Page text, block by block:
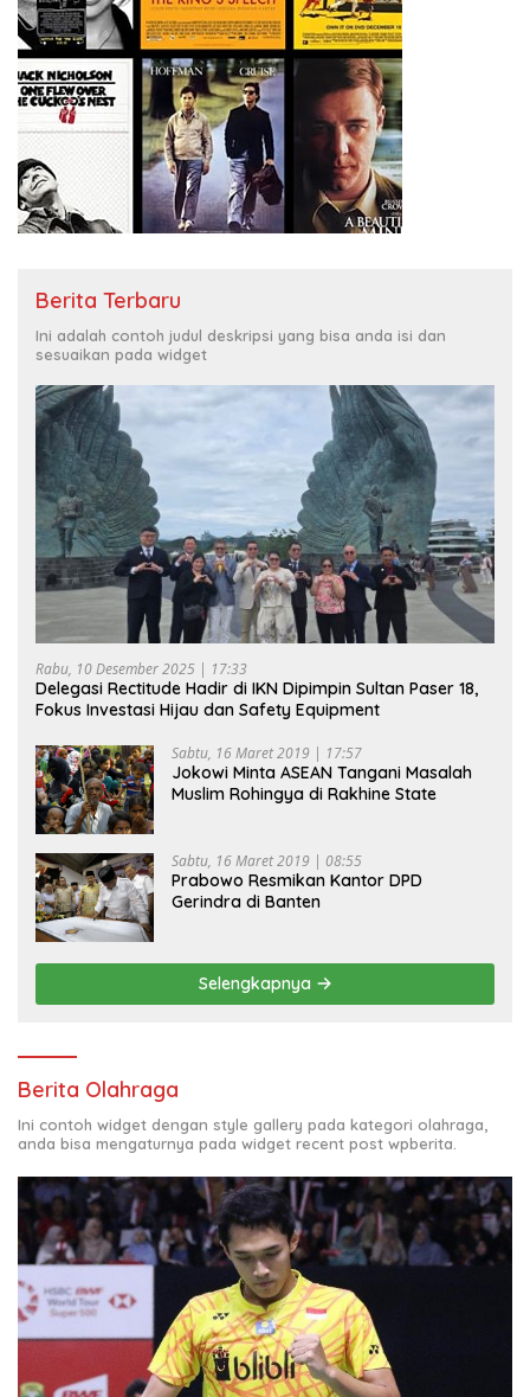
Berita Terbaru
Ini adalah contoh judul deskripsi yang bisa anda isi dan
sesuaikan pada widget
Rabu, 10 Desember 2025 | 17:33
Delegasi Rectitude Hadir di IKN Dipimpin Sultan Paser 18,
Fokus Investasi Hijau dan Safety Equipment
Sabtu, 16 Maret 2019 | 17:57
Jokowi Minta ASEAN Tangani Masalah
Muslim Rohingya di Rakhine State
Sabtu, 16 Maret 2019 | 08:55
Prabowo Resmikan Kantor DPD
Gerindra di Banten
Selengkapnya
Berita Olahraga
Ini contoh widget dengan style gallery pada kategori olahraga,
anda bisa mengaturnya pada widget recent post wpberita.